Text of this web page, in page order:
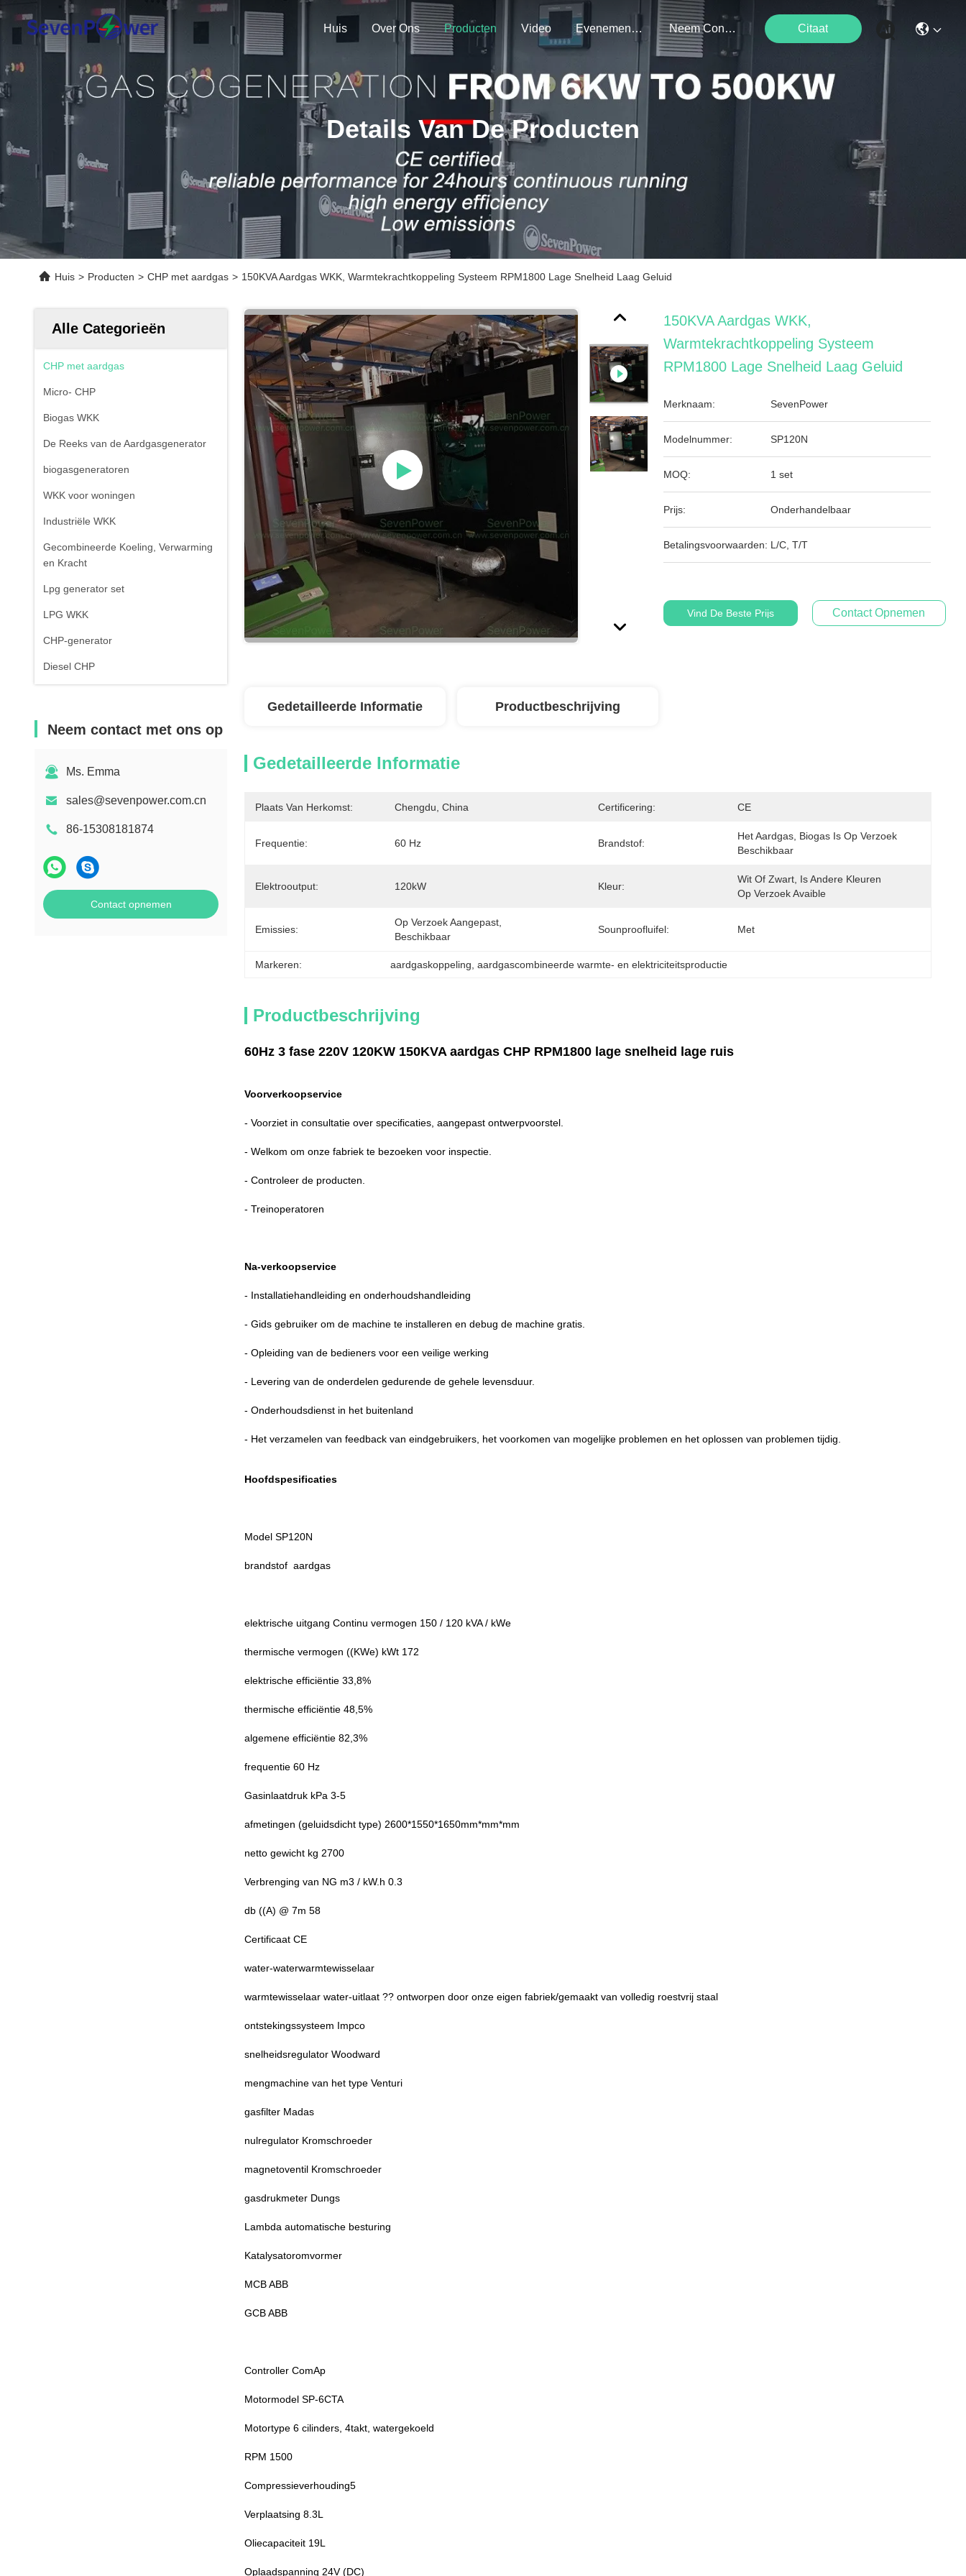
Huis Over Ons Producten Video Evenementen Neem Contact Met Ons Op Citaat
Details Van De Producten
Huis > Producten > CHP met aardgas > 150KVA Aardgas WKK, Warmtekrachtkoppeling Systeem RPM1800 Lage Snelheid Laag Geluid
Alle Categorieën
CHP met aardgas
Micro- CHP
Biogas WKK
De Reeks van de Aardgasgenerator
biogasgeneratoren
WKK voor woningen
Industriële WKK
Gecombineerde Koeling, Verwarming
en Kracht
Lpg generator set
LPG WKK
CHP-generator
Diesel CHP
Neem contact met ons op
Ms. Emma
sales@sevenpower.com.cn
86-15308181874
Contact opnemen
150KVA Aardgas WKK,
Warmtekrachtkoppeling Systeem
RPM1800 Lage Snelheid Laag Geluid
Merknaam: SevenPower
Modelnummer: SP120N
MOQ: 1 set
Prijs: Onderhandelbaar
Betalingsvoorwaarden: L/C, T/T
Vind De Beste Prijs Contact Opnemen
Gedetailleerde Informatie Productbeschrijving
Gedetailleerde Informatie
Plaats Van Herkomst: Chengdu, China Certificering: CE
Frequentie: 60 Hz Brandstof:
Het Aardgas, Biogas Is Op Verzoek
Beschikbaar
Elektrooutput: 120kW Kleur:
Wit Of Zwart, Is Andere Kleuren
Op Verzoek Avaible
Emissies:
Op Verzoek Aangepast,
Beschikbaar
Sounproofluifel: Met
Markeren: aardgaskoppeling , aardgascombineerde warmte- en elektriciteitsproductie
Productbeschrijving
60Hz 3 fase 220V 120KW 150KVA aardgas CHP RPM1800 lage snelheid lage ruis
Voorverkoopservice
- Voorziet in consultatie over specificaties, aangepast ontwerpvoorstel.
- Welkom om onze fabriek te bezoeken voor inspectie.
- Controleer de producten.
- Treinoperatoren
Na-verkoopservice
- Installatiehandleiding en onderhoudshandleiding
- Gids gebruiker om de machine te installeren en debug de machine gratis.
- Opleiding van de bedieners voor een veilige werking
- Levering van de onderdelen gedurende de gehele levensduur.
- Onderhoudsdienst in het buitenland
- Het verzamelen van feedback van eindgebruikers, het voorkomen van mogelijke problemen en het oplossen van problemen tijdig.
Hoofdspesificaties
Model SP120N
brandstof ️ aardgas
elektrische uitgang Continu vermogen 150 / 120 kVA / kWe
thermische vermogen ((KWe) kWt 172
elektrische efficiëntie 33,8%
thermische efficiëntie 48,5%
algemene efficiëntie 82,3%
frequentie 60 Hz
Gasinlaatdruk kPa 3-5
afmetingen (geluidsdicht type) 2600*1550*1650mm*mm*mm
netto gewicht kg 2700
Verbrenging van NG m3 / kW.h 0.3
db ((A) @ 7m 58
Certificaat CE
water-waterwarmtewisselaar
warmtewisselaar water-uitlaat ?? ontworpen door onze eigen fabriek/gemaakt van volledig roestvrij staal
ontstekingssysteem Impco
snelheidsregulator Woodward
mengmachine van het type Venturi
gasfilter Madas
nulregulator Kromschroeder
magnetoventil Kromschroeder
gasdrukmeter Dungs
Lambda automatische besturing
Katalysatoromvormer
MCB ABB
GCB ABB
Controller ComAp
Motormodel SP-6CTA
Motortype 6 cilinders, 4takt, watergekoeld
RPM 1500
Compressieverhouding5
Verplaatsing 8.3L
Oliecapaciteit 19L
Oplaadspanning 24V (DC)